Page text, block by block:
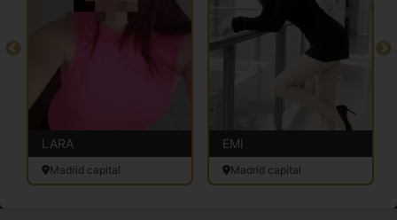
LARA
Madrid capital
EMI
Madrid capital